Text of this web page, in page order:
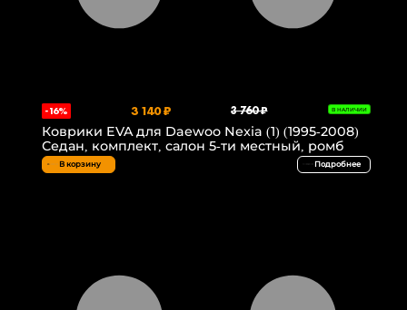
-16% 3 140 ₽ 3 760 ₽ В НАЛИЧИИ
Коврики EVA для Daewoo Nexia (1) (1995-2008)
Седан, комплект, салон 5-ти местный, ромб
В корзину Подробнее